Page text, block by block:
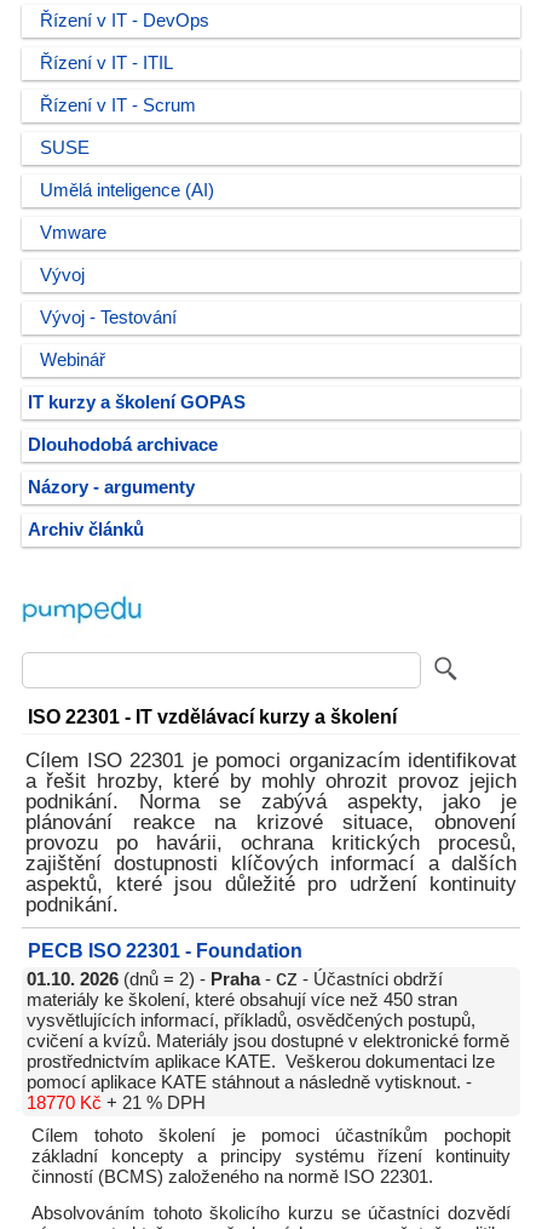
Řízení v IT - DevOps
Řízení v IT - ITIL
Řízení v IT - Scrum
SUSE
Umělá inteligence (AI)
Vmware
Vývoj
Vývoj - Testování
Webinář
IT kurzy a školení GOPAS
Dlouhodobá archivace
Názory - argumenty
Archiv článků
ISO 22301 - IT vzdělávací kurzy a školení
Cílem ISO 22301 je pomoci organizacím identifikovat
a řešit hrozby, které by mohly ohrozit provoz jejich
podnikání. Norma se zabývá aspekty, jako je
plánování reakce na krizové situace, obnovení
provozu po havárii, ochrana kritických procesů,
zajištění dostupnosti klíčových informací a dalších
aspektů, které jsou důležité pro udržení kontinuity
podnikání.
PECB ISO 22301 - Foundation
01.10. 2026 (dnů = 2) - Praha- cz - Účastníci obdrží
materiály ke školení, které obsahují více než 450 stran
vysvětlujících informací, příkladů, osvědčených postupů,
cvičení a kvízů. Materiály jsou dostupné v elektronické formě
prostřednictvím aplikace KATE. Veškerou dokumentaci lze
pomocí aplikace KATE stáhnout a následně vytisknout. -
18770 Kč + 21 % DPH
Cílem tohoto školení je pomoci účastníkům pochopit
základní koncepty a principy systému řízení kontinuity
činností (BCMS) založeného na normě ISO 22301.
Absolvováním tohoto školicího kurzu se účastníci dozvědí